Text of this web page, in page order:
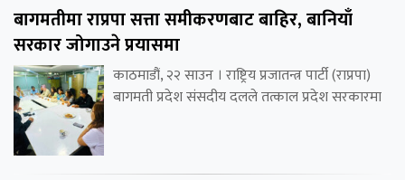
बागमतीमा राप्रपा सत्ता समीकरणबाट बाहिर, बानियाँ
सरकार जोगाउने प्रयासमा
काठमाडौं, २२ साउन । राष्ट्रिय प्रजातन्त्र पार्टी (राप्रपा)
बागमती प्रदेश संसदीय दलले तत्काल प्रदेश सरकारमा